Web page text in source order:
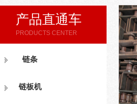
链条
链板机
产品直通车
PRODUCTS CENTER